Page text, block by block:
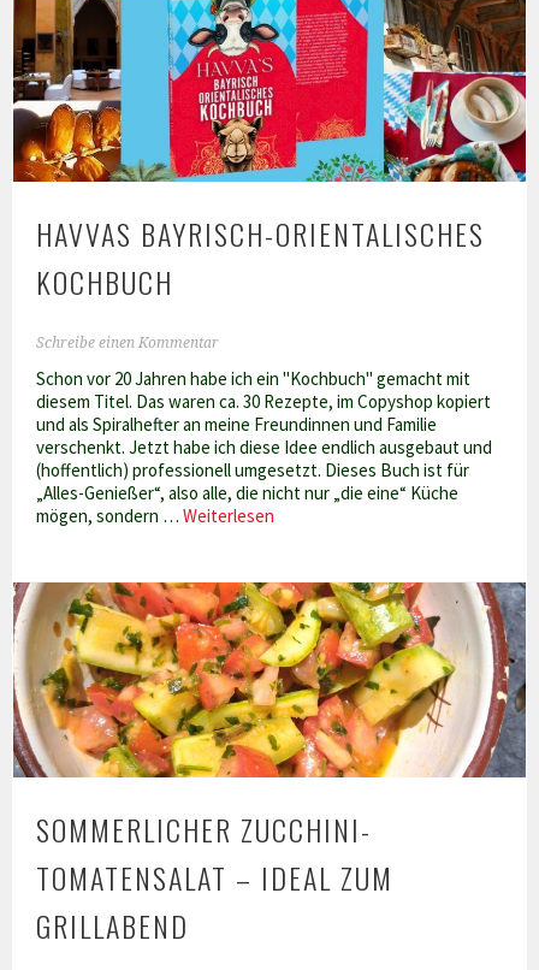
HAVVAS BAYRISCH-ORIENTALISCHES
KOCHBUCH
Schreibe einen Kommentar
Schon vor 20 Jahren habe ich ein "Kochbuch" gemacht mit
diesem Titel. Das waren ca. 30 Rezepte, im Copyshop kopiert
und als Spiralhefter an meine Freundinnen und Familie
verschenkt. Jetzt habe ich diese Idee endlich ausgebaut und
(hoffentlich) professionell umgesetzt. Dieses Buch ist für
„Alles-Genießer“, also alle, die nicht nur „die eine“ Küche
mögen, sondern …Weiterlesen
Kochbuch
SOMMERLICHER ZUCCHINI-
TOMATENSALAT – IDEAL ZUM
GRILLABEND